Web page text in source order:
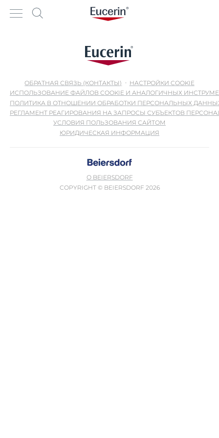
ОБРАТНАЯ СВЯЗЬ (КОНТАКТЫ)
НАСТРОЙКИ COOKIE
ИСПОЛЬЗОВАНИЕ ФАЙЛОВ COOKIE И АНАЛОГИЧНЫХ
ПОЛИТИКА В ОТНОШЕНИИ ОБРАБОТКИ ПЕРСОНАЛЬНЫХ
РЕГЛАМЕНТ РЕАГИРОВАНИЯ НА ЗАПРОСЫ СУБЪЕКТОВ
УСЛОВИЯ ПОЛЬЗОВАНИЯ САЙТОМ
ЮРИДИЧЕСКАЯ ИНФОРМАЦИЯ
О BEIERSDORF
COPYRIGHT © BEIERSDORF 2026